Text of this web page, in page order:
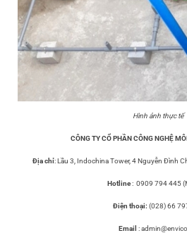
Hình ảnh thực tế
CÔNG TY CỔ PHẦN CÔNG NGHỆ
Địa chỉ: Lầu 3, Indochina Tower, 4 Nguyễn Đình
Hotline: 0909 794 445
Điện thoại: (028) 66
Email :